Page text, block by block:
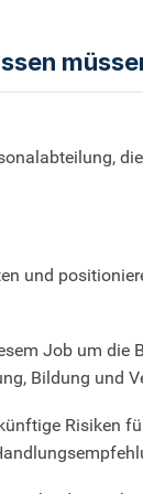
und
Job um die
Bildung und
Risiken